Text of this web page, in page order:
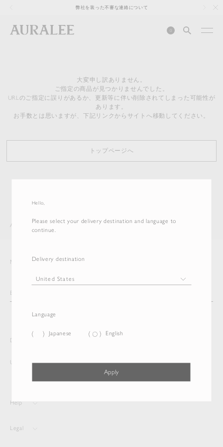
Hello,
Please select your delivery destination and language to
continue.
Delivery destination
Language
Japanese English
Apply
弊社を装った不審な連絡について
0
大変申し訳ありません。
ご指定の商品が見つかりませんでした。
URLのご指定に誤りがあるか、更新等に伴い削除されてしまった可能性が
あります。
お手数とは思いますが、下記リンクからサイトへ移動してください。
トップページへ
AURALEE ITEM
Newsletter
Delivery destination and Language
United States Japanese
Help
Legal